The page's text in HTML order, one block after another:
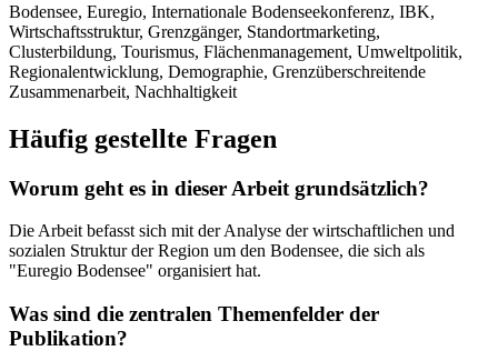
Bodensee, Euregio, Internationale Bodenseekonferenz, IBK,
Wirtschaftsstruktur, Grenzgänger, Standortmarketing,
Clusterbildung, Tourismus, Flächenmanagement, Umweltpolitik,
Regionalentwicklung, Demographie, Grenzüberschreitende
Zusammenarbeit, Nachhaltigkeit
Häufig gestellte Fragen
Worum geht es in dieser Arbeit grundsätzlich?
Die Arbeit befasst sich mit der Analyse der wirtschaftlichen und
sozialen Struktur der Region um den Bodensee, die sich als
"Euregio Bodensee" organisiert hat.
Was sind die zentralen Themenfelder der
Publikation?